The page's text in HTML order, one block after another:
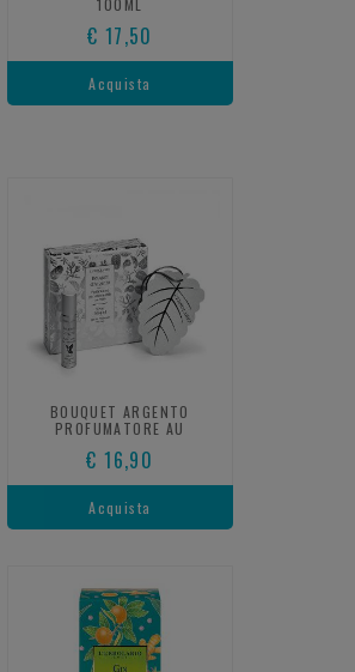
100ML
€ 17,50
Acquista
BOUQUET ARGENTO
PROFUMATORE AU
€ 16,90
Acquista